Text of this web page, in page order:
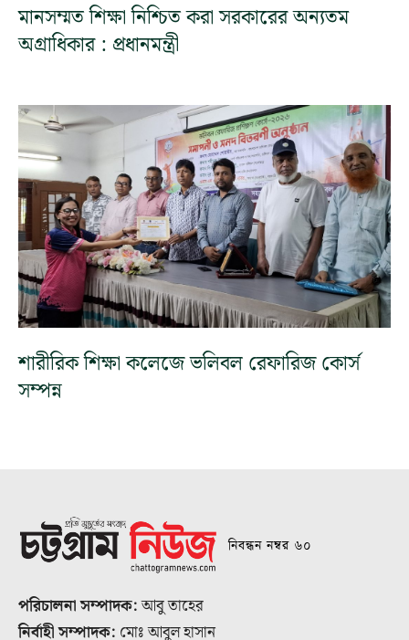
মানসম্মত শিক্ষা নিশ্চিত করা সরকারের অন্যতম
অগ্রাধিকার : প্রধানমন্ত্রী
শারীরিক শিক্ষা কলেজে ভলিবল রেফারিজ কোর্স
সম্পন্ন
নিবন্ধন নম্বর ৬০
পরিচালনা সম্পাদক:আবু তাহের
নির্বাহী সম্পাদক: মোঃ আবুল হাসান